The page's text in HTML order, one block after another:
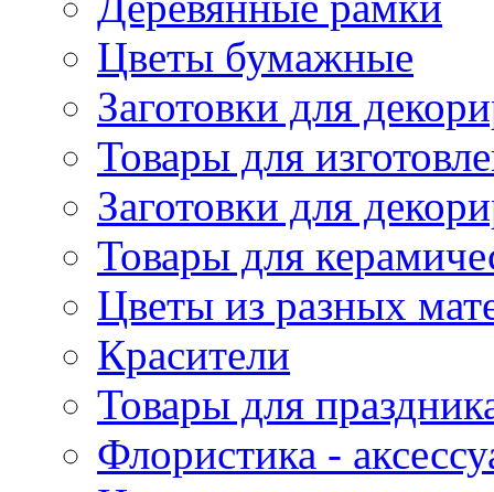
Цветы бумажные
Заготовки для
Товары для
Заготовки для
Товары для
Цветы из разных
Красители
Товары для
Флористика -